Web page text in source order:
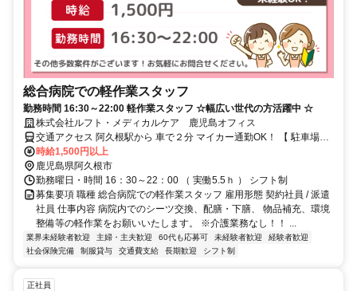
総合病院での軽作業スタッフ
勤務時間 16:30～22:00 軽作業スタッフ ☆幅広い世代の方活躍中 ☆
株式会社ルフト・メディカルケア 鹿児島オフィス
交通アクセス 阿久根駅から 車で２分 マイカー通勤OK！ 【 駐車場完
備 】
時給1,500円以上
鹿児島県阿久根市
勤務曜日・時間 16：30～22：00 （ 実働5.5ｈ ） シフト制
募集要項 職種 総合病院での軽作業スタッフ 雇用形態 契約社員 / 派遣
社員 仕事内容 病院内でのシーツ交換、配膳・下膳、 物品補充、環境
整備等の軽作業をお願いいたします。 ※介護業務なし！！ ...
業界未経験者歓迎 主婦・主夫歓迎 60代も応募可 未経験者歓迎
経験者歓迎
社会保険完備
制服貸与 交通費支給 長期歓迎 シフト制
正社員